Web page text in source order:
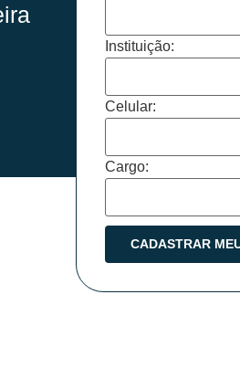
Instituição:
Celular:
Cargo: